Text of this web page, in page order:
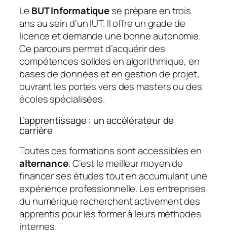
Le BUT Informatiquese prépare en trois
ans au sein d’un IUT. Il offre un grade de
licence et demande une bonne autonomie.
Ce parcours permet d’acquérir des
compétences solides en algorithmique, en
bases de données et en gestion de projet,
ouvrant les portes vers des masters ou des
écoles spécialisées.
L’apprentissage : un accélérateur de
carrière
Toutes ces formations sont accessibles en
alternance. C’est le meilleur moyen de
financer ses études tout en accumulant une
expérience professionnelle. Les entreprises
du numérique recherchent activement des
apprentis pour les former à leurs méthodes
internes.